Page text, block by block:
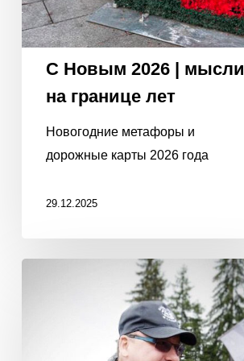
С Новым 2026 | мысли
на границе лет
Новогодние метафоры и
дорожные карты 2026 года
29.12.2025
ДОГОВОРИТЬСЯ